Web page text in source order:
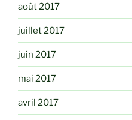
août 2017
juillet 2017
juin 2017
mai 2017
avril 2017